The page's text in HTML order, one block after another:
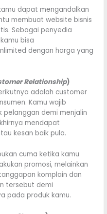
dapat mengandalkan
membuat website bisnis
Sebagai penyedia
bisa
dengan harga yang
Relationship)
adalah customer
Kamu wajib
demi menjalin
mendapat
kesan baik pula.
cuma ketika kamu
promosi, melainkan
komplain dan
tersebut demi
pada produk kamu.